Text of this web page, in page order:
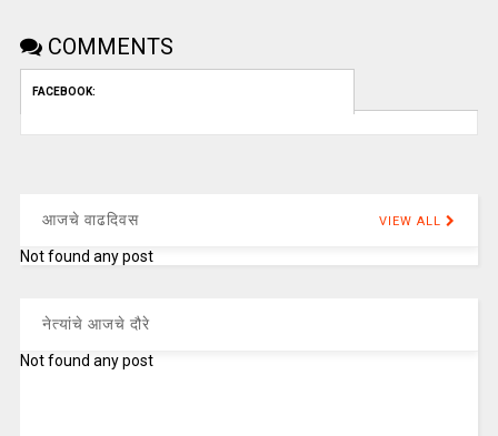
COMMENTS
FACEBOOK:
आजचे वाढदिवस VIEW ALL
Not found any post
नेत्यांचे आजचे दौरे
Not found any post